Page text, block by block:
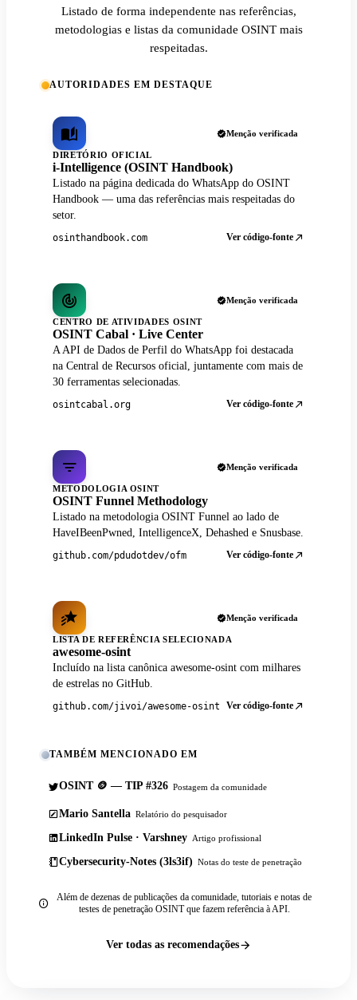
Listado de forma independente nas referências,
metodologias e listas da comunidade OSINT mais
respeitadas.
AUTORIDADES EM DESTAQUE
Menção verificada
DIRETÓRIO OFICIAL
i-Intelligence (OSINT Handbook)
Listado na página dedicada do WhatsApp do OSINT
Handbook — uma das referências mais respeitadas do
setor.
osinthandbook.com Ver código-fonte
Menção verificada
CENTRO DE ATIVIDADES OSINT
OSINT Cabal · Live Center
A API de Dados de Perfil do WhatsApp foi destacada
na Central de Recursos oficial, juntamente com mais de
30 ferramentas selecionadas.
osintcabal.org Ver código-fonte
Menção verificada
METODOLOGIA OSINT
OSINT Funnel Methodology
Listado na metodologia OSINT Funnel ao lado de
HaveIBeenPwned, IntelligenceX, Dehashed e Snusbase.
github.com/pdudotdev/ofm Ver código-fonte
Menção verificada
LISTA DE REFERÊNCIA SELECIONADA
awesome-osint
Incluído na lista canônica awesome-osint com milhares
de estrelas no GitHub.
github.com/jivoi/awesome-osint Ver código-fonte
TAMBÉM MENCIONADO EM
OSINT 🪙 — TIP #326 Postagem da comunidade
Mario Santella Relatório do pesquisador
LinkedIn Pulse · Varshney Artigo profissional
Cybersecurity-Notes (3ls3if) Notas do teste de penetração
Além de dezenas de publicações da comunidade, tutoriais e notas de
testes de penetração OSINT que fazem referência à API.
Ver todas as recomendações